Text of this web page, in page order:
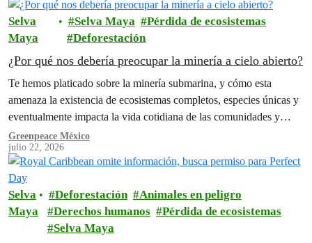
Selva
Maya
Selva Maya
Pérdida de ecosistemas
Deforestación
¿Por qué nos debería preocupar la minería a cielo abierto?
Te hemos platicado sobre la minería submarina, y cómo esta
amenaza la existencia de ecosistemas completos, especies únicas y
eventualmente impacta la vida cotidiana de las comunidades y
personas de…
Greenpeace México
julio 22, 2026
Selva
Maya
Deforestación
Animales en peligro
Derechos humanos
Pérdida de ecosistemas
Selva Maya